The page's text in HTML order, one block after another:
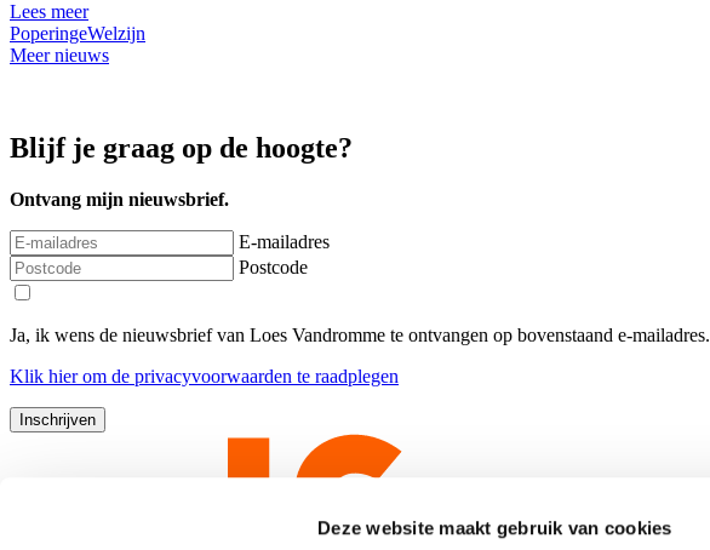
Deze website maakt gebruik van cookies
Lees meer
PoperingeWelzijn
Meer nieuws
Blijf je graag op de hoogte?
Ontvang mijn nieuwsbrief.
E-mailadres
Postcode
Ja, ik wens de nieuwsbrief van Loes Vandromme te ontvangen op bovenstaand e-mailadres.
Klik hierom de privacyvoorwaarden te raadplegen